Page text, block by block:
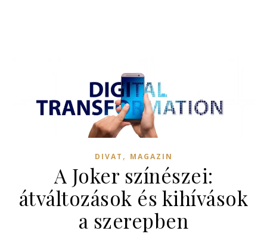
DIVAT , MAGAZIN
A Joker színészei:
átváltozások és kihívások
a szerepben